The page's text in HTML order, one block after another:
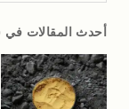
أحدث المقالات